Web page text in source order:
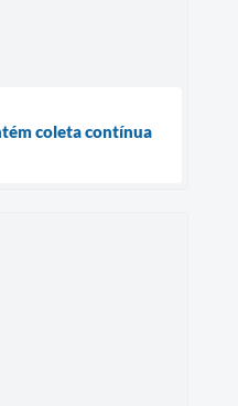
coleta contínua